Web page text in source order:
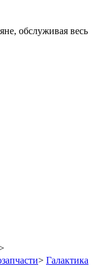
обслуживая весь
> Галактика